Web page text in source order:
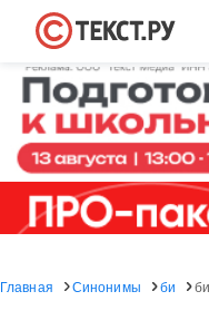
Главная Синонимы би